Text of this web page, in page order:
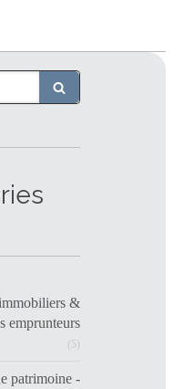
&
emprunteurs
(5)
patrimoine -